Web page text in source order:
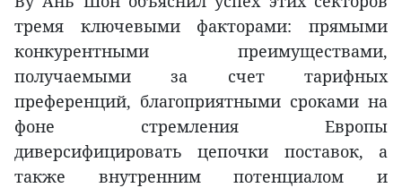
тремя ключевыми факторами: прямыми
конкурентными преимуществами,
получаемыми за счет тарифных
преференций, благоприятными сроками на
фоне стремления Европы
диверсифицировать цепочки поставок, а
также внутренним потенциалом и